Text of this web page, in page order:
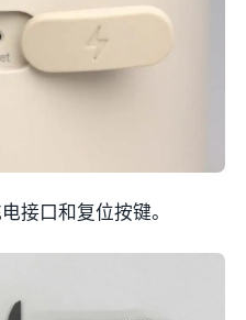
接口和复位按键。